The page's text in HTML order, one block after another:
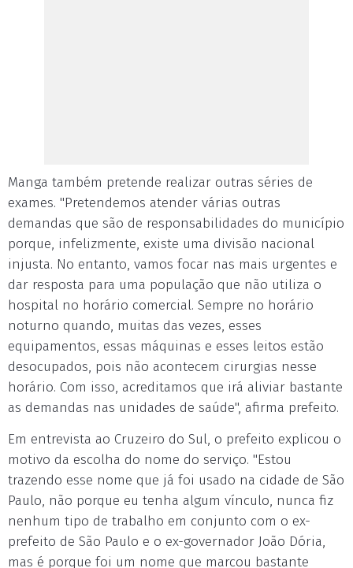
Manga também pretende realizar outras séries de
exames. "Pretendemos atender várias outras
demandas que são de responsabilidades do município
porque, infelizmente, existe uma divisão nacional
injusta. No entanto, vamos focar nas mais urgentes e
dar resposta para uma população que não utiliza o
hospital no horário comercial. Sempre no horário
noturno quando, muitas das vezes, esses
equipamentos, essas máquinas e esses leitos estão
desocupados, pois não acontecem cirurgias nesse
horário. Com isso, acreditamos que irá aliviar bastante
as demandas nas unidades de saúde", afirma prefeito.
Em entrevista ao Cruzeiro do Sul, o prefeito explicou o
motivo da escolha do nome do serviço. "Estou
trazendo esse nome que já foi usado na cidade de São
Paulo, não porque eu tenha algum vínculo, nunca fiz
nenhum tipo de trabalho em conjunto com o ex-
prefeito de São Paulo e o ex-governador João Dória,
mas é porque foi um nome que marcou bastante